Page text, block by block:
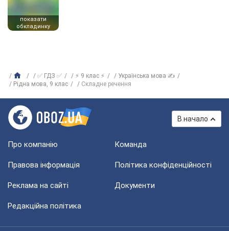
показати
обкладинку
✅ ГДЗ ✅ ⚡ 9 клас ⚡
Українська мова ✍
Рiдна мова, 9 клас
Складне речення
В начало
Про компанію Команда
Правова інформація Політика конфіденційності
Реклама на сайті Документи
Редакційна політика